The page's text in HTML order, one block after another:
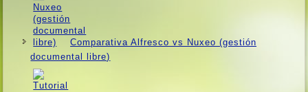
Comparativa Alfresco vs Nuxeo (gestión
documental libre)